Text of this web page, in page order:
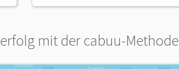
mit der cabuu-Methode